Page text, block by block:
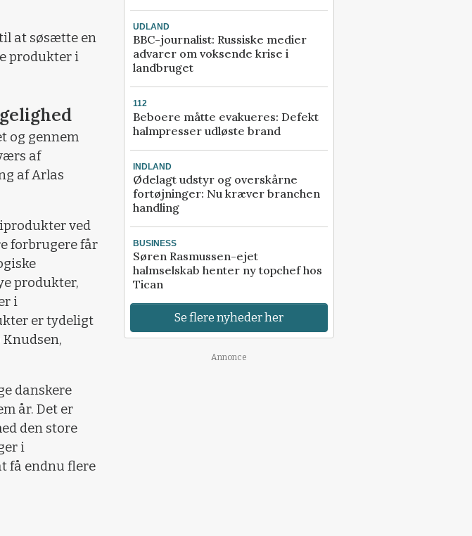
at søsætte en
produkter i
og gennem
af
af Arlas
ved
forbrugere får
produkter,
i
er tydeligt
danskere
år. Det er
den store
i
få endnu flere
UDLAND
BBC-journalist: Russiske medier
advarer om voksende krise i
landbruget
112
Beboere måtte evakueres: Defekt
halmpresser udløste brand
INDLAND
Ødelagt udstyr og overskårne
fortøjninger: Nu kræver branchen
handling
BUSINESS
Søren Rasmussen-ejet
halmselskab henter ny topchef hos
Tican
Se flere nyheder her
Annonce